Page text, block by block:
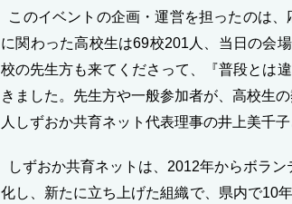
このイベントの企画・運営を担ったのは
に関わった高校生は69校201人、当日の会
校の先生方も来てくださって、『普段とは
きました。先生方や一般参加者が、高校生
人しずおか共育ネット代表理事の井上美千子
しずおか共育ネットは、2012年からボラ
化し、新たに立ち上げた組織で、県内で10